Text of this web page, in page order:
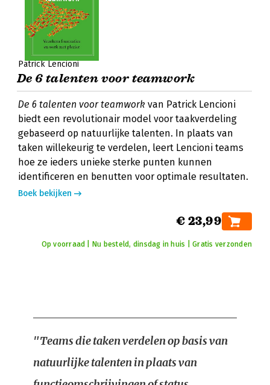
Patrick Lencioni
De 6 talenten voor teamwork
De 6 talenten voor teamwork van Patrick Lencioni
biedt een revolutionair model voor taakverdeling
gebaseerd op natuurlijke talenten. In plaats van
taken willekeurig te verdelen, leert Lencioni teams
hoe ze ieders unieke sterke punten kunnen
identificeren en benutten voor optimale resultaten.
Boek bekijken
€ 23,99
Op voorraad | Nu besteld, dinsdag in huis | Gratis verzonden
"Teams die taken verdelen op basis van
natuurlijke talenten in plaats van